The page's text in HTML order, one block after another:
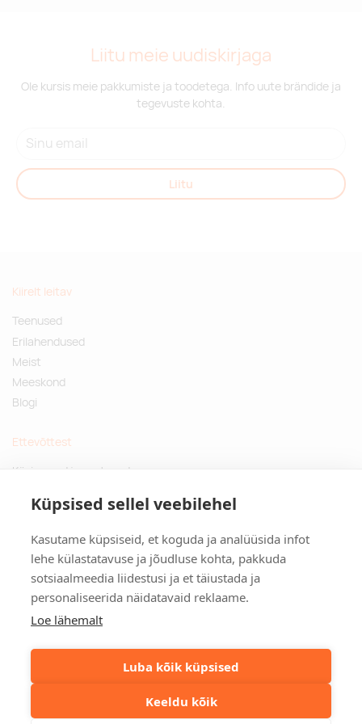
Küpsised sellel veebilehel
Kasutame küpsiseid, et koguda ja analüüsida infot
lehe külastatavuse ja jõudluse kohta, pakkuda
sotsiaalmeedia liidestusi ja et täiustada ja
personaliseerida näidatavaid reklaame.
Loe lähemalt
Luba kõik küpsised
Keeldu kõik
Liitu meie uudiskirjaga
Ole kursis meie pakkumiste ja toodetega. Info uute brändide ja
tegevuste kohta.
Liitu
Kiirelt leitav
Teenused
Erilahendused
Meist
Meeskond
Blogi
Ettevõttest
Küsimused ja vastused
Privaatsuspoliitika
Kontakt
Tulika põik 3, Tallinn
info@kinkston.ee
+372 6989 100
Sotsiaalmeedia